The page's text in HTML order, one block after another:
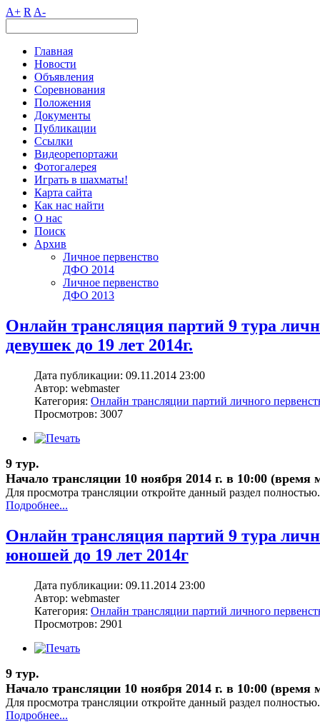
A+ R A-
Главная
Новости
Объявления
Соревнования
Положения
Документы
Публикации
Ссылки
Видеорепортажи
Фотогалерея
Играть в шахматы!
Карта сайта
Как нас найти
О нас
Поиск
Архив
Личное первенство
ДФО 2014
Личное первенство
ДФО 2013
Онлайн трансляция партий 9 тура
девушек до 19 лет 2014г.
Дата публикации: 09.11.2014 23:00
Автор: webmaster
Категория: Онлайн трансляции партий личного
Просмотров: 3007
9 тур.
Начало трансляции 10 ноября 2014 г. в 10:00 (время
Для просмотра трансляции откройте данный раздел полностью.
Подробнее...
Онлайн трансляция партий 9 тура
юношей до 19 лет 2014г
Дата публикации: 09.11.2014 23:00
Автор: webmaster
Категория: Онлайн трансляции партий личного
Просмотров: 2901
9 тур.
Начало трансляции 10 ноября 2014 г. в 10:00 (время
Для просмотра трансляции откройте данный раздел полностью.
Подробнее...